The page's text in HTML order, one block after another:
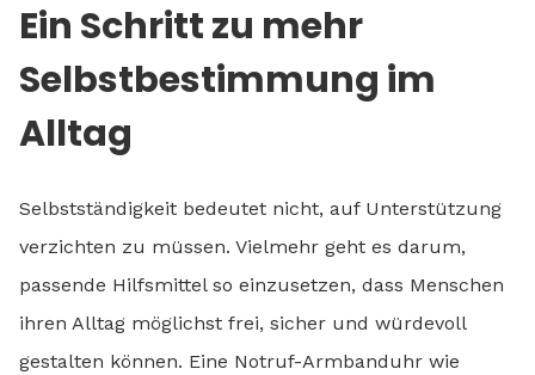
Ein Schritt zu mehr
Selbstbestimmung im
Alltag
Selbstständigkeit bedeutet nicht, auf Unterstützung
verzichten zu müssen. Vielmehr geht es darum,
passende Hilfsmittel so einzusetzen, dass Menschen
ihren Alltag möglichst frei, sicher und würdevoll
gestalten können. Eine Notruf-Armbanduhr wie